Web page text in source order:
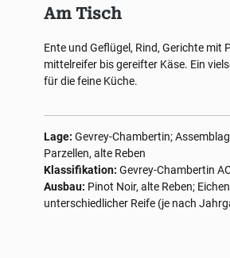
Am Tisch
Ente und Geflügel, Rind, Gerichte mit
mittelreifer bis gereifter Käse. Ein
für die feine Küche.
Lage: Gevrey-Chambertin;
Parzellen, alte Reben
Klassifikation: Gevrey-Chambertin
Ausbau: Pinot Noir, alte Reben;
unterschiedlicher Reife (je nach